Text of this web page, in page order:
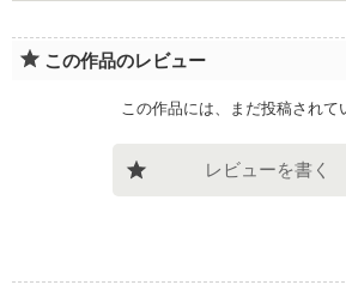
この作品のレビュー
この作品には、まだ投稿されて
レビューを書く